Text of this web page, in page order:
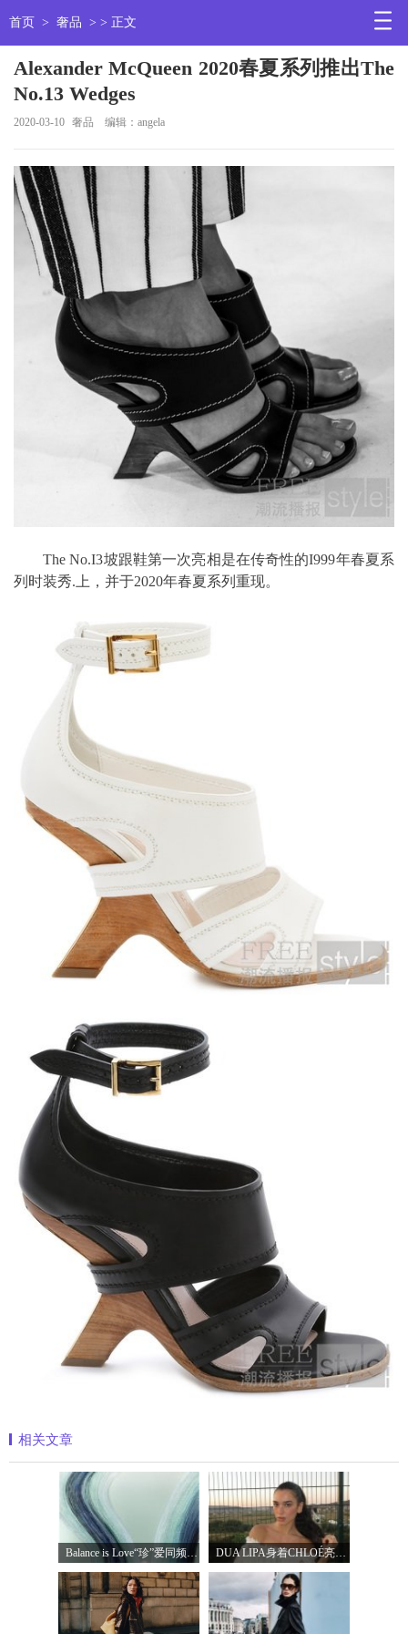
首页 > 奢品 > > 正文
Alexander McQueen 2020春夏系列推出The
No.13 Wedges
2020-03-10 奢品 编辑：angela
The No.I3坡跟鞋第一次亮相是在传奇性的I999年春夏系
列时装秀.上，并于2020年春夏系列重现。
相关文章
Balance is Love“珍”爱同频 耀启七夕 TASA DUA LIPA身着CHLOÉ亮相 2026 SUNNY HILL 音乐节